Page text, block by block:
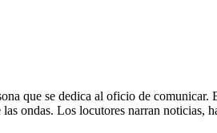
que se dedica al oficio de comunicar.
ondas. Los locutores narran noticias,